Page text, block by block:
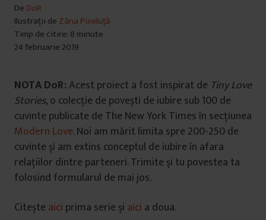
De DoR
Ilustrații de Zâna Pixeluță
Timp de citire: 8 minute
24 februarie 2019
NOTA DoR:Acest proiect a fost inspirat de Tiny Love
Stories, o colecție de povești de iubire sub 100 de
cuvinte publicate de The New York Times în secțiunea
Modern Love. Noi am mărit limita spre 200-250 de
cuvinte și am extins conceptul de iubire în afara
relațiilor dintre parteneri. Trimite și tu povestea ta
folosind formularul de mai jos.
Citește aici prima serie și aici a doua.